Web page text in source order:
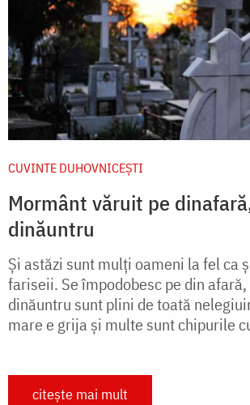
CUVINTE DUHOVNICEȘTI
Mormânt văruit pe
dinăuntru
Şi astăzi sunt mulţi oameni la fel ca
fariseii. Se împodobesc pe din afară,
dinăuntru sunt plini de toată
mare e grija şi multe sunt chipurile
citește mai mult